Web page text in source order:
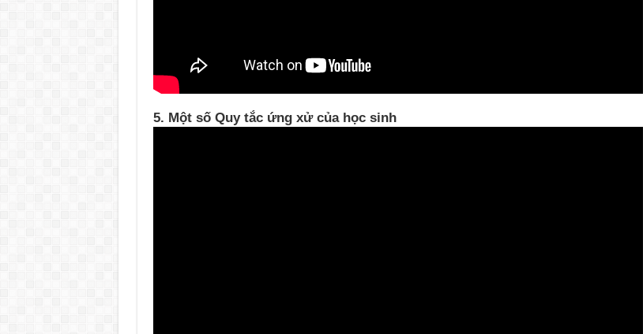
5. Một số Quy tắc ứng xử của học sinh